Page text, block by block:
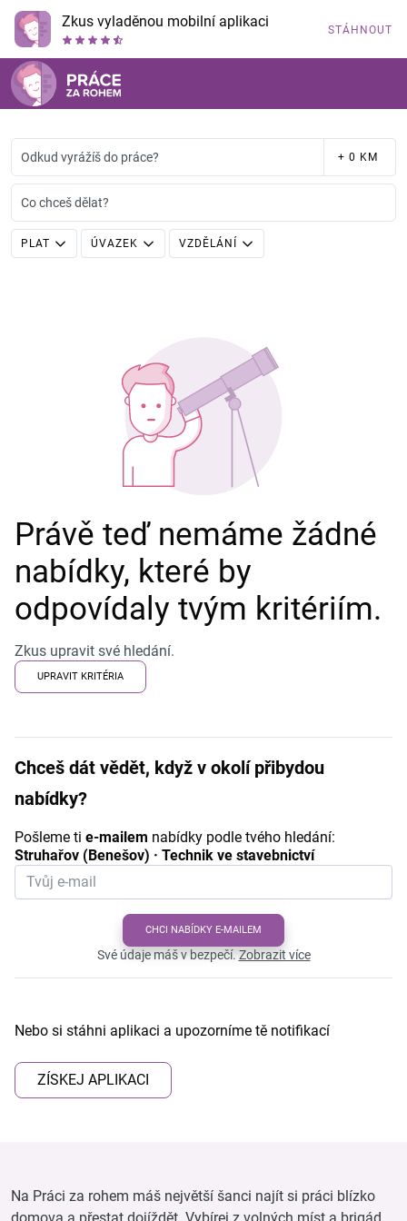
Zkus vyladěnou mobilní aplikaci STÁHNOUT
Odkud vyrážíš do práce? + 0 KM
Co chceš dělat?
PLAT ÚVAZEK VZDĚLÁNÍ
Právě teď nemáme žádné
nabídky, které by
odpovídaly tvým kritériím.
Zkus upravit své hledání.
UPRAVIT KRITÉRIA
Chceš dát vědět, když v okolí přibydou
nabídky?
Pošleme ti e-mailem nabídky podle tvého hledání:
Struhařov (Benešov) · Technik ve stavebnictví
CHCI NABÍDKY E-MAILEM
Své údaje máš v bezpečí.Zobrazit více
Nebo si stáhni aplikaci a upozorníme tě notifikací
ZÍSKEJ APLIKACI
Na Práci za rohem máš největší šanci najít si práci blízko
domova a přestat dojíždět. Vybírej z volných míst a brigád